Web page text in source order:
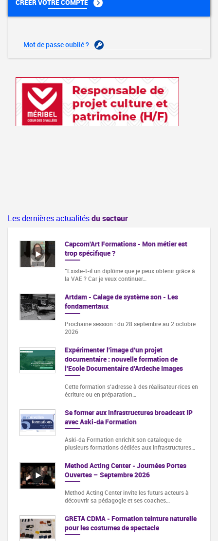
CRÉER VOTRE COMPTE
Mot de passe oublié ?
Les dernières actualitésdu secteur
Capcom'Art Formations - Mon métier est
trop spécifique ?
"Existe-t-il un diplôme que je peux obtenir grâce à
la VAE ? Car je veux continuer…
Artdam - Calage de système son - Les
fondamentaux
Prochaine session : du 28 septembre au 2 octobre
2026
Expérimenter l'image d'un projet
documentaire : nouvelle formation de
l'Ecole Documentaire d'Ardeche Images
Cette formation s‘adresse à des réalisateur·rices en
écriture ou en préparation…
Se former aux infrastructures broadcast IP
avec Aski-da Formation
Aski-da Formation enrichit son catalogue de
plusieurs formations dédiées aux infrastructures…
Method Acting Center - Journées Portes
Ouvertes – Septembre 2026
Method Acting Center invite les futurs acteurs à
découvrir sa pédagogie et ses coaches…
GRETA CDMA - Formation teinture naturelle
pour les costumes de spectacle